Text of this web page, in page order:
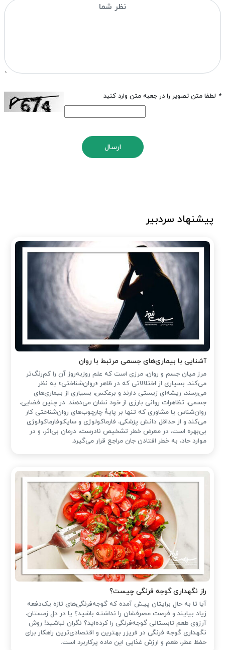
* لطفا متن تصویر را در جعبه متن وارد کنید
ارسال
پیشنهاد سردبیر
آشنایی با بیماری‌های جسمی مرتبط با روان
مرز میان جسم و روان، مرزی است که علم روزبه‌روز آن را کم‌رنگ‌تر
می‌کند. بسیاری از اختلالاتی که در ظاهر «روان‌شناختی» به نظر
می‌رسند، ریشه‌ای زیستی دارند و برعکس، بسیاری از بیماری‌های
جسمی، تظاهرات روانی بارزی از خود نشان می‌دهند. در چنین فضایی،
روان‌شناس یا مشاوری که تنها بر پایهٔ چارچوب‌های روان‌شناختی کار
می‌کند و از حداقل دانش پزشکی، فارماکولوژی و سایکوفارماکولوژی
بی‌بهره است، در معرض خطر تشخیص نادرست، درمان بی‌اثر، و در
موارد حاد، به خطر افتادن جان مراجع قرار می‌گیرد.
راز نگهداری گوجه فرنگی چیست؟
آیا تا به حال برایتان پیش آمده که گوجه‌فرنگی‌های تازه یک‌دفعه
زیاد بیایند و فرصت مصرفشان را نداشته باشید؟ یا در دل زمستان،
آرزوی طعم تابستانی گوجه‌فرنگی را کرده‌اید؟ نگران نباشید! روش
نگهداری گوجه فرنگی در فریزر بهترین و اقتصادی‌ترین راهکار برای
حفظ عطر، طعم و ارزش غذایی این ماده پرکاربرد است.